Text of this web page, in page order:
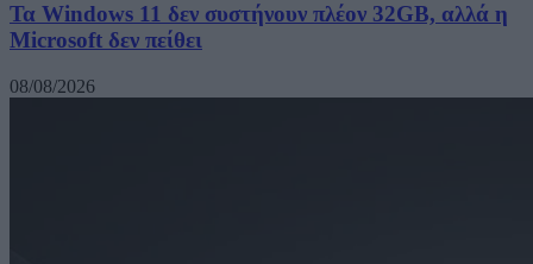
Τα Windows 11 δεν συστήνουν πλέον 32GB, αλλά η
Microsoft δεν πείθει
08/08/2026